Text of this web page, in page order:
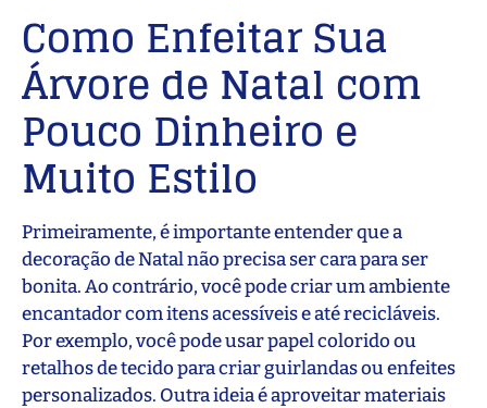
Como Enfeitar Sua
Árvore de Natal com
Pouco Dinheiro e
Muito Estilo
Primeiramente, é importante entender que a
decoração de Natal não precisa ser cara para ser
bonita. Ao contrário, você pode criar um ambiente
encantador com itens acessíveis e até recicláveis.
Por exemplo, você pode usar papel colorido ou
retalhos de tecido para criar guirlandas ou enfeites
personalizados. Outra ideia é aproveitar materiais